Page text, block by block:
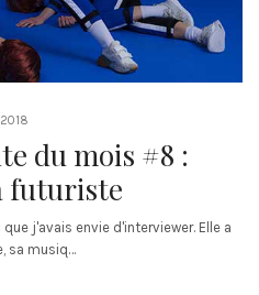
du mois #8 :
futuriste
j'avais envie d'interviewer. Elle a
sa musiq…